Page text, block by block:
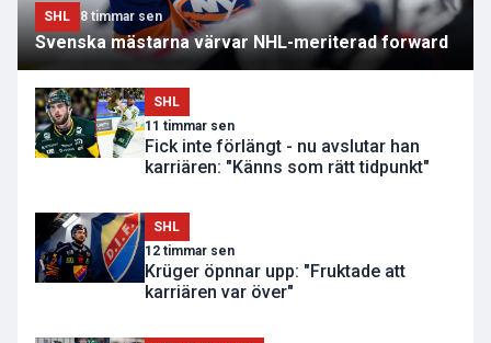
SHL 8 timmar sen
Svenska mästarna värvar NHL-meriterad forward
SHL
11 timmar sen
Fick inte förlängt - nu avslutar han
karriären: "Känns som rätt tidpunkt"
SHL
12 timmar sen
Krüger öpnnar upp: "Fruktade att
karriären var över"